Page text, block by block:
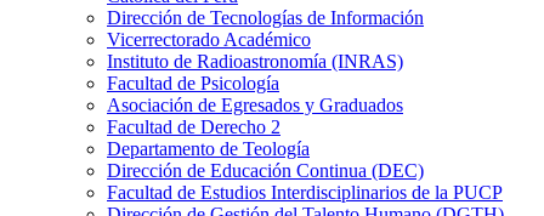
Dirección de Tecnologías de Información
Vicerrectorado Académico
Instituto de Radioastronomía (INRAS)
Facultad de Psicología
Asociación de Egresados y Graduados
Facultad de Derecho 2
Departamento de Teología
Dirección de Educación Continua (DEC)
Facultad de Estudios Interdisciplinarios de la PUCP